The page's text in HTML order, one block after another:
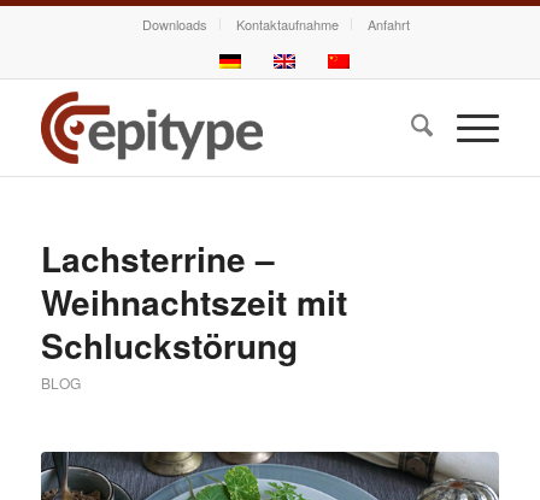
Downloads Kontaktaufnahme Anfahrt
Lachsterrine –
Weihnachtszeit mit
Schluckstörung
BLOG